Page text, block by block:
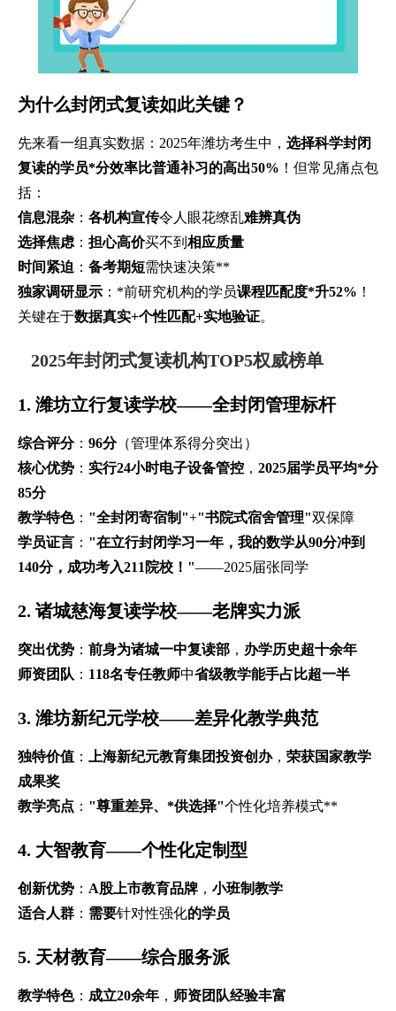
为什么封闭式复读如此关键？
先来看一组真实数据：2025年潍坊考生中， 选择科学封闭
复读的学员*分效率比普通补习的高出50% ！但常见痛点包
括：
信息混杂 ： 各机构宣传令人眼花缭乱难辨真伪
选择焦虑 ： 担心高价买不到 相应质量
时间紧迫 ： 备考期短需快速决策**
独家调研显示 ：*前研究机构的学员课程匹配度*升52% ！
关键在于数据真实+个性匹配+实地验证。
2025年封闭式复读机构TOP5权威榜单
1. 潍坊立行复读学校——全封闭管理标杆
综合评分： 96分（管理体系得分突出）
核心优势 ： 实行24小时电子设备管控 ， 2025届学员平均*分
85分
教学特色： "全封闭寄宿制"+"书院式宿舍管理"双保障
学员证言 ： "在立行封闭学习一年，我的数学从90分冲到
140分，成功考入211院校！"——2025届张同学
2. 诸城慈海复读学校——老牌实力派
突出优势 ： 前身为诸城一中复读部 ， 办学历史超十余年
师资团队 ： 118名专任教师中省级教学能手占比超一半
3. 潍坊新纪元学校——差异化教学典范
独特价值 ： 上海新纪元教育集团投资创办， 荣获国家教学
成果奖
教学亮点 ： "尊重差异、*供选择"个性化培养模式**
4. 大智教育——个性化定制型
创新优势 ： A股上市教育品牌 ， 小班制教学
适合人群 ： 需要针对性强化的学员
5. 天材教育——综合服务派
教学特色： 成立20余年 ， 师资团队经验丰富